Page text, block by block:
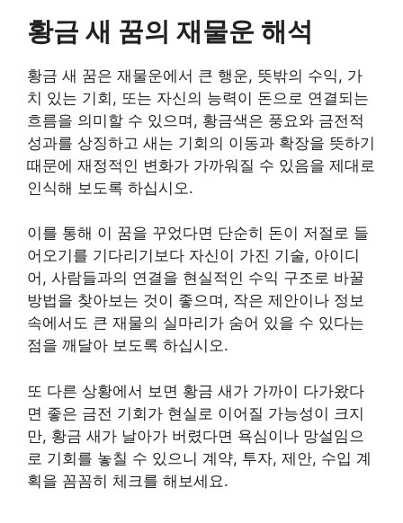
황금 새 꿈의 재물운 해석
황금 새 꿈은 재물운에서 큰 행운, 뜻밖의 수익, 가
치 있는 기회, 또는 자신의 능력이 돈으로 연결되는
흐름을 의미할 수 있으며, 황금색은 풍요와 금전적
성과를 상징하고 새는 기회의 이동과 확장을 뜻하기
때문에 재정적인 변화가 가까워질 수 있음을 제대로
인식해 보도록 하십시오.
이를 통해 이 꿈을 꾸었다면 단순히 돈이 저절로 들
어오기를 기다리기보다 자신이 가진 기술, 아이디
어, 사람들과의 연결을 현실적인 수익 구조로 바꿀
방법을 찾아보는 것이 좋으며, 작은 제안이나 정보
속에서도 큰 재물의 실마리가 숨어 있을 수 있다는
점을 깨달아 보도록 하십시오.
또 다른 상황에서 보면 황금 새가 가까이 다가왔다
면 좋은 금전 기회가 현실로 이어질 가능성이 크지
만, 황금 새가 날아가 버렸다면 욕심이나 망설임으
로 기회를 놓칠 수 있으니 계약, 투자, 제안, 수입 계
획을 꼼꼼히 체크를 해보세요.